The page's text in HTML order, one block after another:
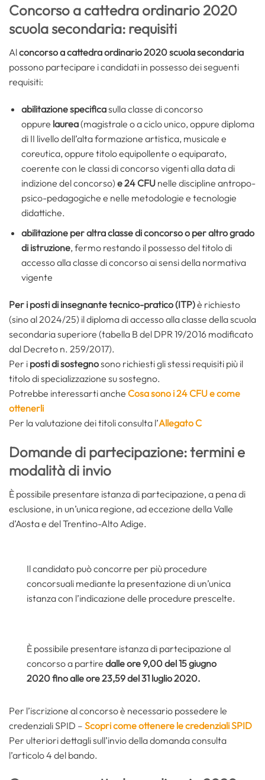
Concorso a cattedra ordinario 2020
scuola secondaria: requisiti
Alconcorso a cattedra ordinario 2020 scuola secondaria
possono partecipare i candidati in possesso dei seguenti
requisiti:
abilitazione specificasulla classe di concorso
oppure laurea(magistrale o a ciclo unico, oppure diploma
di II livello dell’alta formazione artistica, musicale e
coreutica, oppure titolo equipollente o equiparato,
coerente con le classi di concorso vigenti alla data di
indizione del concorso) e 24 CFUnelle discipline antropo-
psico-pedagogiche e nelle metodologie e tecnologie
didattiche.
abilitazione per altra classe di concorso o per altro grado
di istruzione, fermo restando il possesso del titolo di
accesso alla classe di concorso ai sensi della normativa
vigente
Per i posti di insegnante tecnico-pratico(ITP)è richiesto
(sino al 2024/25) il diploma di accesso alla classe della scuola
secondaria superiore (tabella B del DPR 19/2016 modificato
dal Decreto n. 259/2017).
Per i posti di sostegnosono richiesti gli stessi requisiti più il
titolo di specializzazione su sostegno.
Potrebbe interessarti anche Cosa sono i 24 CFU e come
ottenerli
Per la valutazione dei titoli consulta l’Allegato C
Domande di partecipazione: termini e
modalità di invio
È possibile presentare istanza di partecipazione, a pena di
esclusione, in un’unica regione, ad eccezione della Valle
d’Aosta e del Trentino-Alto Adige.
Il candidato può concorre per più procedure
concorsuali mediante la presentazione di un’unica
istanza con l’indicazione delle procedure prescelte.
È possibile presentare istanza di partecipazione al
concorso a partire dalle ore 9,00 del 15 giugno
2020 fino alle ore 23,59 del 31 luglio 2020.
Per l’iscrizione al concorso è necessario possedere le
credenziali SPID – Scopri come ottenere le credenziali SPID
Per ulteriori dettagli sull’invio della domanda consulta
l’articolo 4 del bando.